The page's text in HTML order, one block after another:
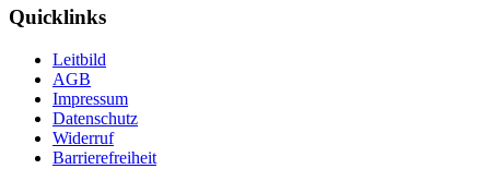
Quicklinks
Leitbild
AGB
Impressum
Datenschutz
Widerruf
Barrierefreiheit